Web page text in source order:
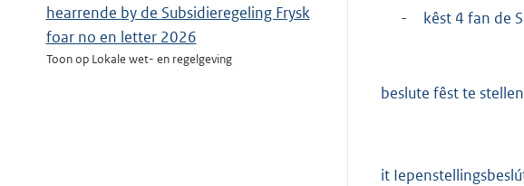
hearrende by de Subsidieregeling Frysk
foar no en letter 2026
Toon op Lokale wet- en regelgeving
- kêst 4 fan de
beslute fêst te
it